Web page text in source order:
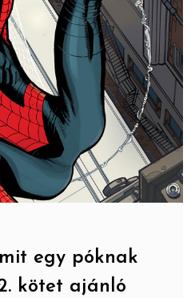
egy póknak
kötet ajánló